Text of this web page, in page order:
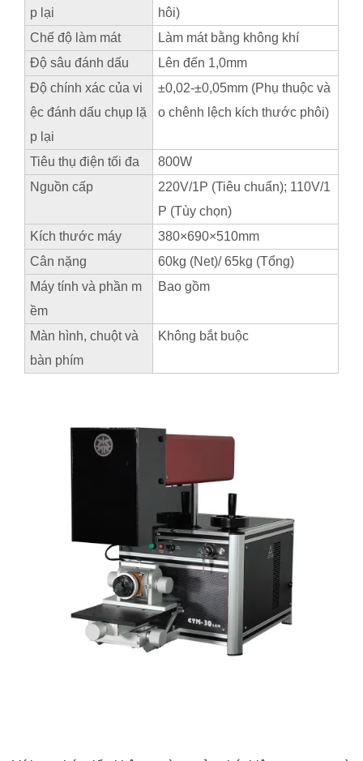
p lại
hôi)
Chế độ làm mát
Làm mát bằng không khí
Độ sâu đánh dấu
Lên đến 1,0mm
Độ chính xác của vi
ệc đánh dấu chụp lặ
p lại
±0,02-±0,05mm (Phụ thuộc và
o chênh lệch kích thước phôi)
Tiêu thụ điện tối đa
800W
Nguồn cấp
220V/1P (Tiêu chuẩn); 110V/1
P (Tùy chọn)
Kích thước máy
380×690×510mm
Cân nặng
60kg (Net)/ 65kg (Tổng)
Máy tính và phần m
ềm
Bao gồm
Màn hình, chuột và
bàn phím
Không bắt buộc